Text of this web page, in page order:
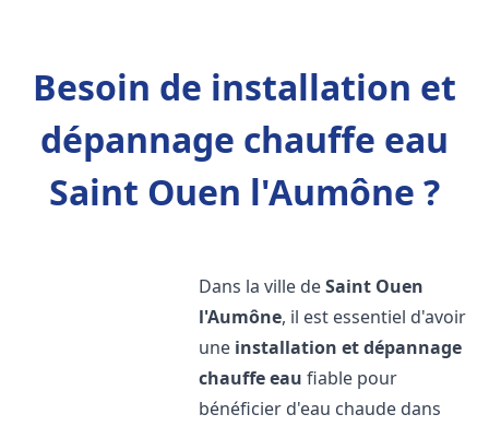
Besoin de installation et
dépannage chauffe eau
Saint Ouen l'Aumône ?
Dans la ville deSaint Ouen
l'Aumône, il est essentiel d'avoir
une installation et dépannage
chauffe eau fiable pour
bénéficier d'eau chaude dans